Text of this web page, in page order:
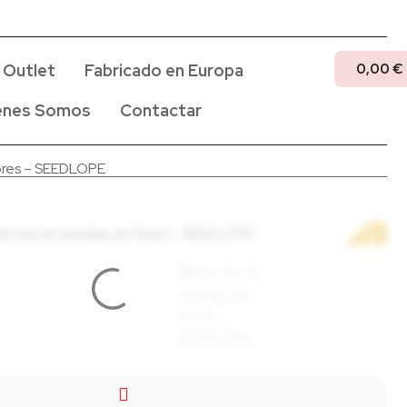
Outlet
Fabricado en Europa
Somos Contactar
0,00 €
– SEEDLOPE